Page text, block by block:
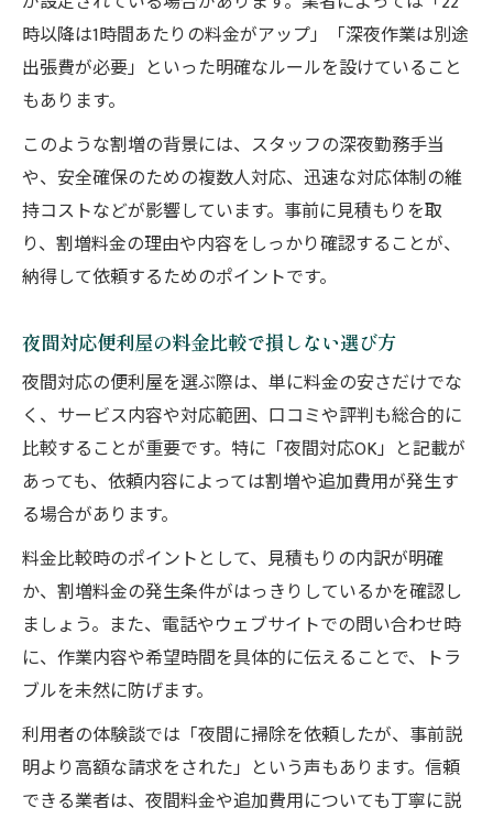
時以降は1時間あたりの料金がアップ」「深夜作業は別途
出張費が必要」といった明確なルールを設けていること
もあります。
このような割増の背景には、スタッフの深夜勤務手当
や、安全確保のための複数人対応、迅速な対応体制の維
持コストなどが影響しています。事前に見積もりを取
り、割増料金の理由や内容をしっかり確認することが、
納得して依頼するためのポイントです。
夜間対応便利屋の料金比較で損しない選び方
夜間対応の便利屋を選ぶ際は、単に料金の安さだけでな
く、サービス内容や対応範囲、口コミや評判も総合的に
比較することが重要です。特に「夜間対応OK」と記載が
あっても、依頼内容によっては割増や追加費用が発生す
る場合があります。
料金比較時のポイントとして、見積もりの内訳が明確
か、割増料金の発生条件がはっきりしているかを確認し
ましょう。また、電話やウェブサイトでの問い合わせ時
に、作業内容や希望時間を具体的に伝えることで、トラ
ブルを未然に防げます。
利用者の体験談では「夜間に掃除を依頼したが、事前説
明より高額な請求をされた」という声もあります。信頼
できる業者は、夜間料金や追加費用についても丁寧に説